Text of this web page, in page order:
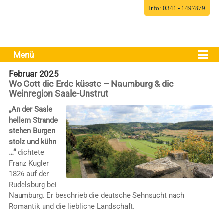
Menü
Februar 2025
Wo Gott die Erde küsste – Naumburg & die
Weinregion Saale-Unstrut
„An der Saale
hellem Strande
stehen Burgen
stolz und kühn
…“dichtete
Franz Kugler
1826 auf der
Rudelsburg bei
Naumburg. Er beschrieb die deutsche Sehnsucht nach
Romantik und die liebliche Landschaft.
Info: 0341 - 1497879